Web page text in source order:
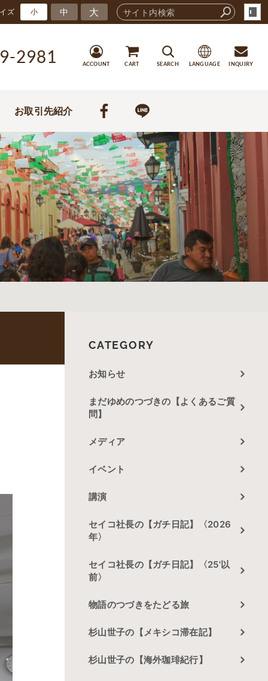
ズ 小 中 大
2981 ACCOUNT CART SEARCH LANGUAGE INQUIRY
お取引先紹介
CATEGORY
お知らせ
まだゆめのつづきの【よくあるご質
問】
メディア
イベント
講演
セイコ社長の【ガチ日記】〈2026
年〉
セイコ社長の【ガチ日記】〈25'以
前〉
物語のつづきをたどる旅
杉山世子の【メキシコ滞在記】
杉山世子の【海外珈琲紀行】